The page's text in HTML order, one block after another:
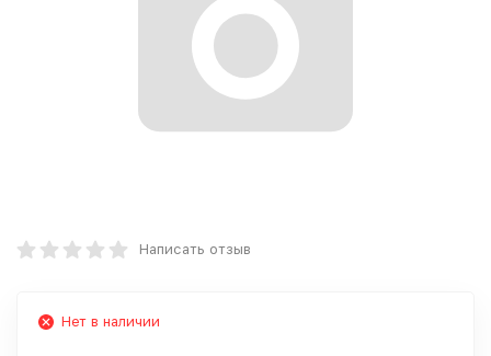
Написать отзыв
Нет в наличии